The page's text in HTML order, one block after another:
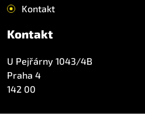
Kontakt
Kontakt
U Pejřárny 1043/4B
Praha 4
142 00